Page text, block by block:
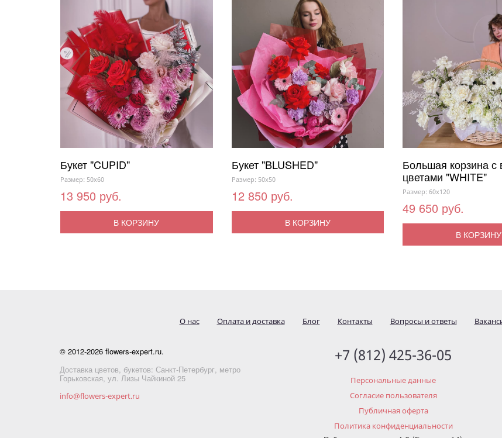
Букет "CUPID"
Размер: 50x60
13 950 руб.
В КОРЗИНУ
Букет "BLUSHED"
Размер: 50x50
12 850 руб.
В КОРЗИНУ
Большая корзина с
цветами "WHITE"
Размер: 60x120
49 650 руб.
В КОРЗИНУ
О нас Оплата и доставка Блог Контакты Вопросы и ответы
© 2012-2026 flowers-expert.ru.
Доставка цветов, букетов: Санкт-Петербург, метро
Горьковская, ул. Лизы Чайкиной 25
info@flowers-expert.ru
+7 (812) 425-36-05
Персональные данные
Согласие пользователя
Публичная оферта
Политика конфиденциальности